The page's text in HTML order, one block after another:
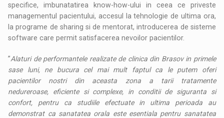
specifice, imbunatatirea know-how-ului in ceea ce priveste
managementul pacientului, accesul la tehnologie de ultima ora,
la programe de sharing si de mentorat, introducerea de sisteme
software care permit satisfacerea nevoilor pacientilor.
”Alaturi de performantele realizate de clinica din Brasov in primele
sase luni, ne bucura cel mai mult faptul ca le putem oferi
pacientilor nostri din aceasta zona a tarii tratamente
nedureroase, eficiente si complexe, in conditii de siguranta si
confort, pentru ca studiile efectuate in ultima perioada au
demonstrat ca sanatatea orala este esentiala pentru sanatatea